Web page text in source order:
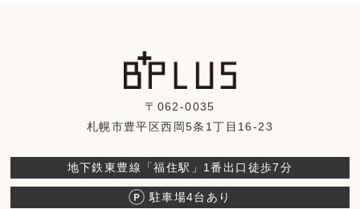
〒062-0035
札幌市豊平区西岡5条1丁目16-23
地下鉄東豊線「福住駅」1番出口徒歩7分
駐車場4台あり